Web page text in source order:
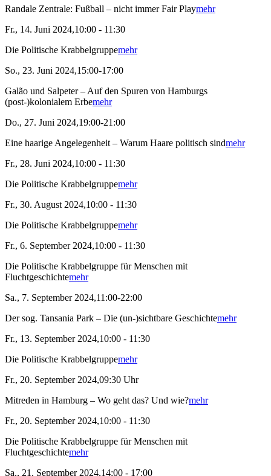
Randale Zentrale: Fußball – nicht immer Fair Playmehr
Fr., 14. Juni 2024,10:00 - 11:30
Die Politische Krabbelgruppemehr
So., 23. Juni 2024,15:00-17:00
Galão und Salpeter – Auf den Spuren von Hamburgs
(post-)kolonialem Erbemehr
Do., 27. Juni 2024,19:00-21:00
Eine haarige Angelegenheit – Warum Haare politisch sindmehr
Fr., 28. Juni 2024,10:00 - 11:30
Die Politische Krabbelgruppemehr
Fr., 30. August 2024,10:00 - 11:30
Die Politische Krabbelgruppemehr
Fr., 6. September 2024,10:00 - 11:30
Die Politische Krabbelgruppe für Menschen mit
Fluchtgeschichtemehr
Sa., 7. September 2024,11:00-22:00
Der sog. Tansania Park – Die (un-)sichtbare Geschichtemehr
Fr., 13. September 2024,10:00 - 11:30
Die Politische Krabbelgruppemehr
Fr., 20. September 2024,09:30 Uhr
Mitreden in Hamburg – Wo geht das? Und wie?mehr
Fr., 20. September 2024,10:00 - 11:30
Die Politische Krabbelgruppe für Menschen mit
Fluchtgeschichtemehr
Sa., 21. September 2024,14:00 - 17:00